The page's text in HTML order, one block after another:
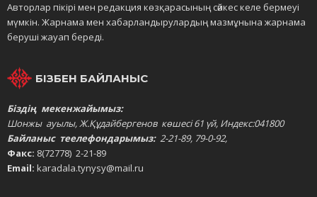
Авторлар пікірі мен редакция көзқарасының сәйкес келе бермеуі
мүмкін. Жарнама мен хабарландырулардың мазмұнына жарнама
беруші жауап береді.
БІЗБЕН БАЙЛАНЫС
Біздің мекенжайымыз:
Шонжы ауылы, Ж.Құдайбергенов көшесі 61 үй, Индекс:041800
Байланыс теелефондарымыз: 2-21-89, 79-0-92,
Факс: 8(72778) 2-21-89
Email: karadala.tynysy@mail.ru